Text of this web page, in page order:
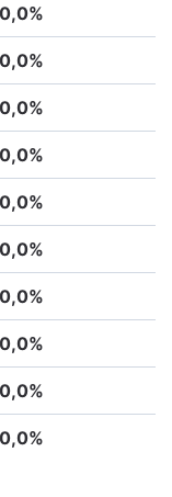
0,0%
0,0%
0,0%
0,0%
0,0%
0,0%
0,0%
0,0%
0,0%
0,0%